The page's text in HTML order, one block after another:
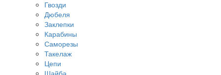
Гвозди
Дюбеля
Заклепки
Карабины
Саморезы
Такелаж
Цепи